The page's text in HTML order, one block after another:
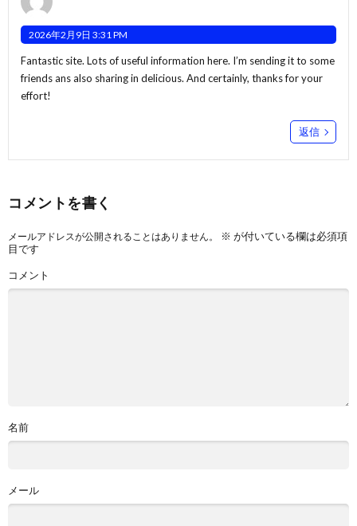
2026年2月9日 3:31 PM
Fantastic site. Lots of useful information here. I’m sending it to some
friends ans also sharing in delicious. And certainly, thanks for your
effort!
返信
コメントを書く
メールアドレスが公開されることはありません。 ※ が付いている欄は必須項
目です
コメント
名前
メール